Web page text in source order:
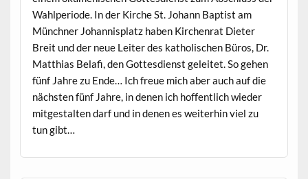
Wahlpe­ri­ode. In der Kirche St. Johann Bap­tist am
Münch­n­er Johan­nis­platz haben Kirchen­rat Dieter
Bre­it und der neue Leit­er des katholis­chen Büros, Dr.
Matthias Belafi, den Gottes­di­enst geleit­et. So gehen
fünf Jahre zu Ende… Ich freue mich aber auch auf die
näch­sten fünf Jahre, in denen ich hof­fentlich wieder
mit­gestal­ten darf und in denen es weit­er­hin viel zu
tun gibt…